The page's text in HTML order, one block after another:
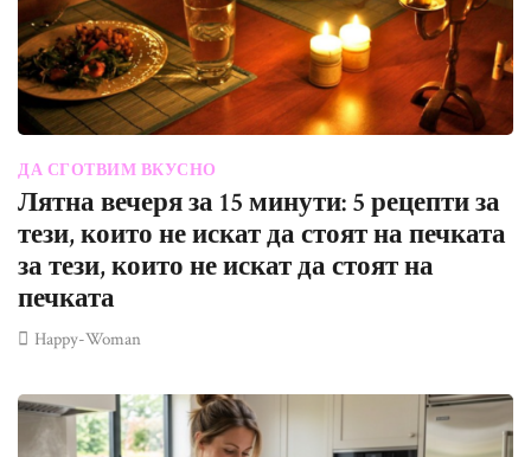
ДА СГОТВИМ ВКУСНО
Лятна вечеря за 15 минути: 5 рецепти за
тези, които не искат да стоят на печката
за тези, които не искат да стоят на
печката
Happy-Woman